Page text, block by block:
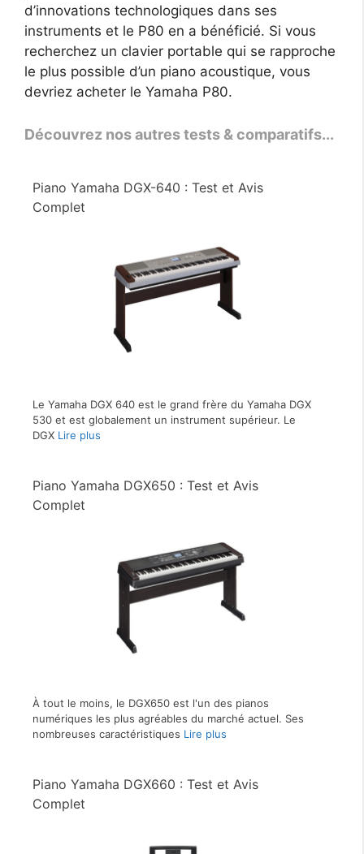
d’innovations technologiques dans ses
instruments et le P80 en a bénéficié. Si vous
recherchez un clavier portable qui se rapproche
le plus possible d’un piano acoustique, vous
devriez acheter le Yamaha P80.
Découvrez nos autres tests & comparatifs...
Piano Yamaha DGX-640 : Test et Avis
Complet
Le Yamaha DGX 640 est le grand frère du Yamaha DGX
530 et est globalement un instrument supérieur. Le
DGX Lire plus
Piano Yamaha DGX650 : Test et Avis
Complet
À tout le moins, le DGX650 est l'un des pianos
numériques les plus agréables du marché actuel. Ses
nombreuses caractéristiques Lire plus
Piano Yamaha DGX660 : Test et Avis
Complet